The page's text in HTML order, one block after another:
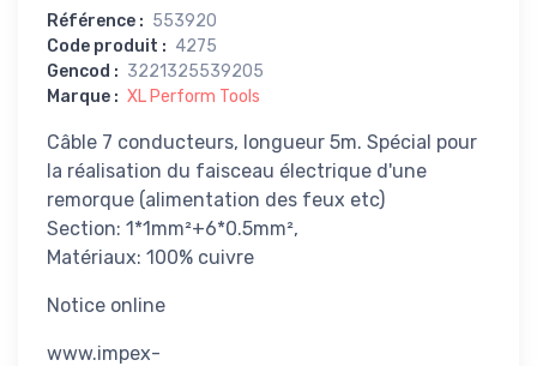
Référence : 553920
Code produit : 4275
Gencod : 3221325539205
Marque : XL Perform Tools
Câble 7 conducteurs, longueur 5m. Spécial pour
la réalisation du faisceau électrique d'une
remorque (alimentation des feux etc)
Section: 1*1mm²+6*0.5mm²,
Matériaux: 100% cuivre
Notice online
www.impex-